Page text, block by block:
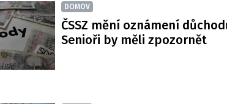
DOMOV
ČSSZ mění oznámení
Senioři by měli zpozornět